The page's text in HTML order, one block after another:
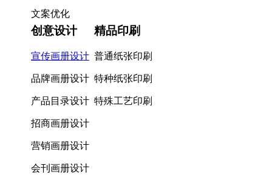
文案优化
创意设计
宣传画册设计
品牌画册设计
产品目录设计
招商画册设计
营销画册设计
会刊画册设计
精品印刷
普通纸张印刷
特种纸张印刷
特殊工艺印刷